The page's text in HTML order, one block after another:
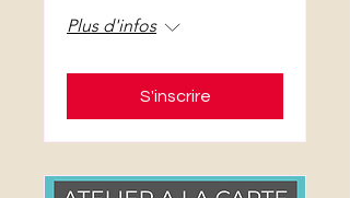
Plus d'infos
S'inscrire